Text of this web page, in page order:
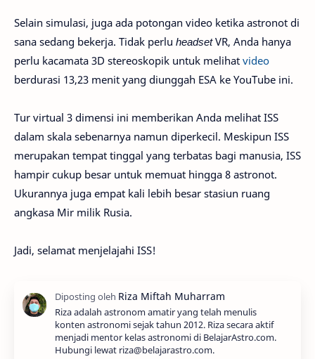
Selain simulasi, juga ada potongan video ketika astronot di
sana sedang bekerja. Tidak perlu headsetVR, Anda hanya
perlu kacamata 3D stereoskopik untuk melihat video
berdurasi 13,23 menit yang diunggah ESA ke YouTube ini.
Tur virtual 3 dimensi ini memberikan Anda melihat ISS
dalam skala sebenarnya namun diperkecil. Meskipun ISS
merupakan tempat tinggal yang terbatas bagi manusia, ISS
hampir cukup besar untuk memuat hingga 8 astronot.
Ukurannya juga empat kali lebih besar stasiun ruang
angkasa Mir milik Rusia.
Jadi, selamat menjelajahi ISS!
Riza adalah astronom amatir yang telah menulis
konten astronomi sejak tahun 2012. Riza secara aktif
menjadi mentor kelas astronomi di BelajarAstro.com.
Hubungi lewat riza@belajarastro.com.